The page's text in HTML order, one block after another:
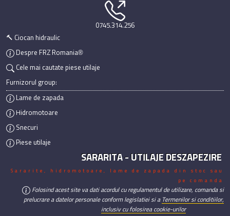
0745.314.256
🔨 Ciocan hidraulic
Despre FRZ Romania®
Cele mai cautate piese utilaje
Furnizorul group:
Lame de zapada
Hidromotoare
Snecuri
Piese utilaje
SARARITA - UTILAJE DESZAPEZIRE
Sararite, hidromotoare, lame de zapada din stoc sau
pe comanda
Folosind acest site va dati acordul cu regulamentul de utilizare, comanda si
prelucrare a datelor personale conform legislatiei si a Termenilor si conditiilor,
inclusiv cu folosirea cookie-urilor